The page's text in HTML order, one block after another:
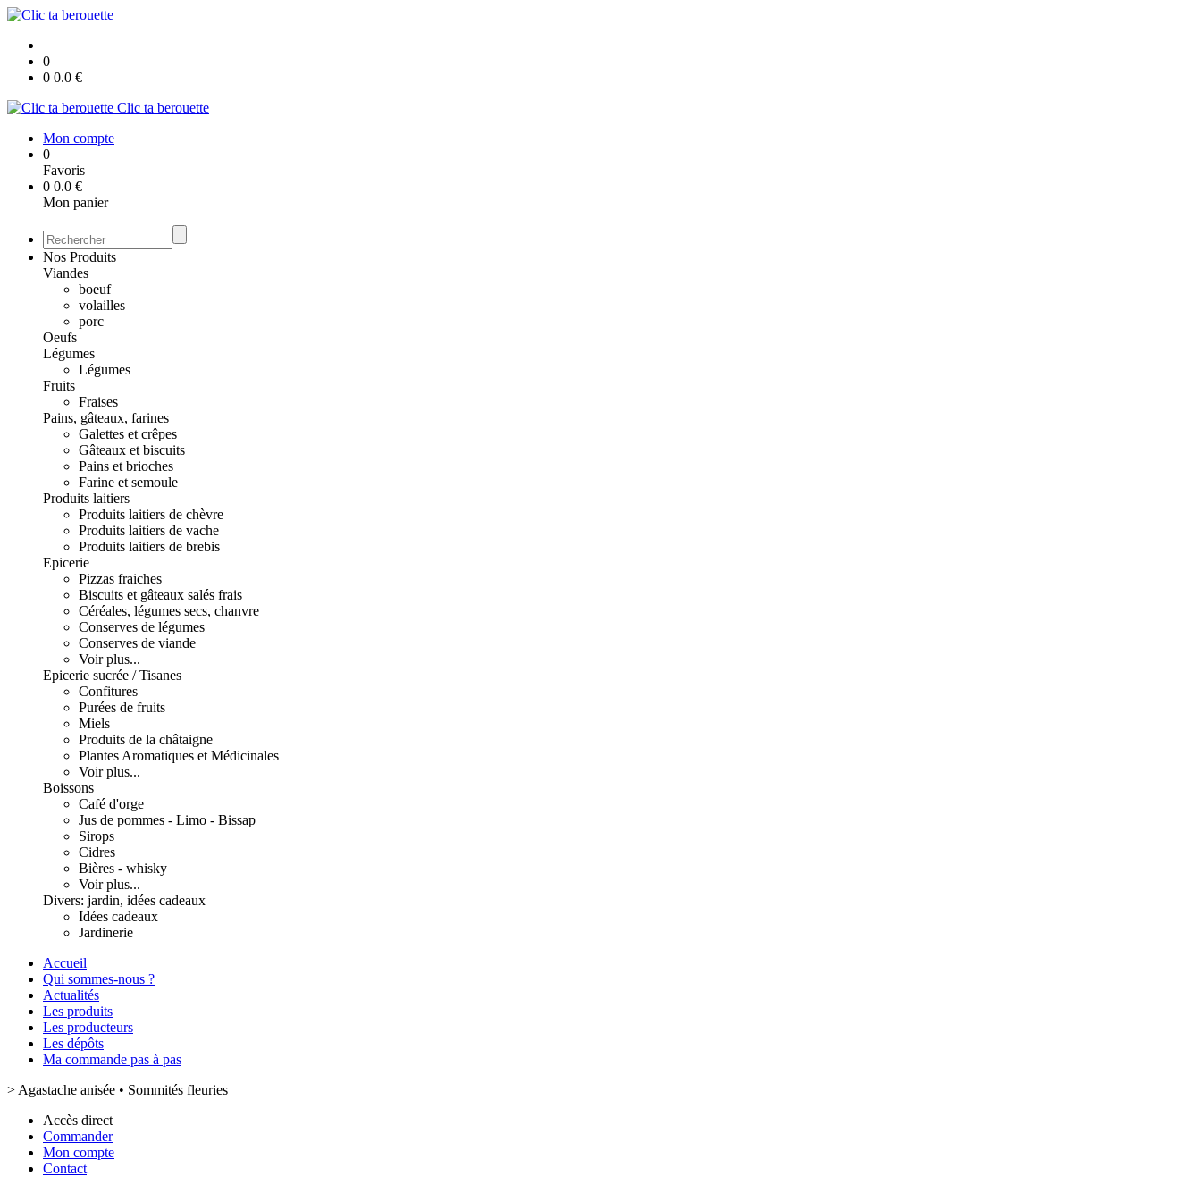
0
0 0.0 €
Clic ta berouette
Mon compte
0
Favoris
0 0.0 €
Mon panier
Nos Produits
Viandes
boeuf
volailles
porc
Oeufs
Légumes
Légumes
Fruits
Fraises
Pains, gâteaux, farines
Galettes et crêpes
Gâteaux et biscuits
Pains et brioches
Farine et semoule
Produits laitiers
Produits laitiers de chèvre
Produits laitiers de vache
Produits laitiers de brebis
Epicerie
Pizzas fraiches
Biscuits et gâteaux salés frais
Céréales, légumes secs, chanvre
Conserves de légumes
Conserves de viande
Voir plus...
Epicerie sucrée / Tisanes
Confitures
Purées de fruits
Miels
Produits de la châtaigne
Plantes Aromatiques et Médicinales
Voir plus...
Boissons
Café d'orge
Jus de pommes - Limo - Bissap
Sirops
Cidres
Bières - whisky
Voir plus...
Divers: jardin, idées cadeaux
Idées cadeaux
Jardinerie
Accueil
Qui sommes-nous ?
Actualités
Les produits
Les producteurs
Les dépôts
Ma commande pas à pas
> Agastache anisée • Sommités fleuries
Accès direct
Commander
Mon compte
Contact